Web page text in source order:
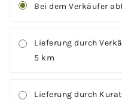
Bei dem Verkäufer
Lieferung durch
5 km
Lieferung durch